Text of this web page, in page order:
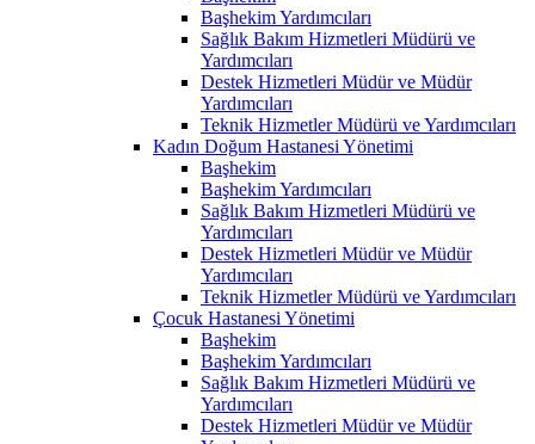
Başhekim Yardımcıları
Sağlık Bakım Hizmetleri Müdürü ve
Yardımcıları
Destek Hizmetleri Müdür ve Müdür
Yardımcıları
Teknik Hizmetler Müdürü ve Yardımcıları
Kadın Doğum Hastanesi Yönetimi
Başhekim
Başhekim Yardımcıları
Sağlık Bakım Hizmetleri Müdürü ve
Yardımcıları
Destek Hizmetleri Müdür ve Müdür
Yardımcıları
Teknik Hizmetler Müdürü ve Yardımcıları
Çocuk Hastanesi Yönetimi
Başhekim
Başhekim Yardımcıları
Sağlık Bakım Hizmetleri Müdürü ve
Yardımcıları
Destek Hizmetleri Müdür ve Müdür